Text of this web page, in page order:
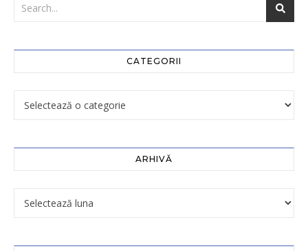
CATEGORII
ARHIVĂ